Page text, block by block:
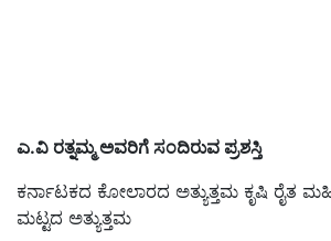
ಎ.ವಿ ರತ್ನಮ್ಮ ಅವರಿಗೆ ಸಂದಿರುವ ಪ್ರಶಸ್ತಿ
ಕರ್ನಾಟಕದ ಕೋಲಾರದ ಅತ್ಯುತ್ತಮ ಕೃಷಿ ರೈತ
ಮಟ್ಟದ ಅತ್ಯುತ್ತಮ